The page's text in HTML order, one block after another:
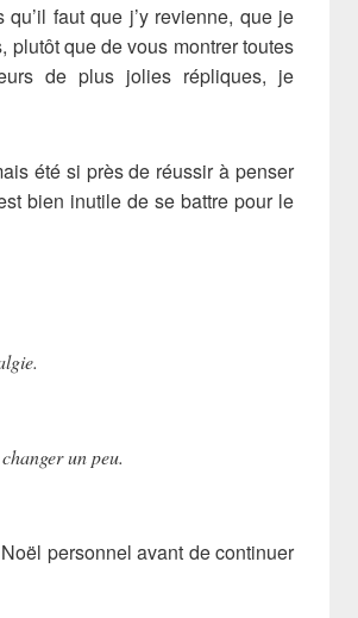
faut que j’y revienne, que je
plutôt que de vous montrer toutes
de plus jolies répliques, je
été si près de réussir à penser
bien inutile de se battre pour le
un peu.
personnel avant de continuer